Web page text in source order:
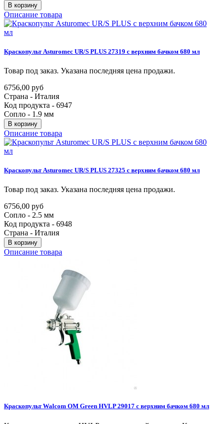
В корзину
Описание товара
Краскопульт Asturomec UR/S PLUS 27319 с верхним бачком 680 мл
Товар под заказ. Указана последняя цена продажи.
6756,00 руб
Страна - Италия
Код продукта - 6947
Сопло - 1.9 мм
В корзину
Описание товара
Краскопульт Asturomec UR/S PLUS 27325 с верхним бачком 680 мл
Товар под заказ. Указана последняя цена продажи.
6756,00 руб
Сопло - 2.5 мм
Код продукта - 6948
Страна - Италия
В корзину
Описание товара
Краскопульт Walcom OM Green HVLP 29017 с верхним бачком 680 мл